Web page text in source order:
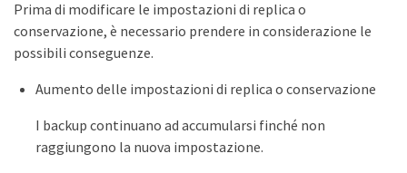
Prima di modificare le impostazioni di replica o
conservazione, è necessario prendere in considerazione le
possibili conseguenze.
Aumento delle impostazioni di replica o conservazione
I backup continuano ad accumularsi finché non
raggiungono la nuova impostazione.